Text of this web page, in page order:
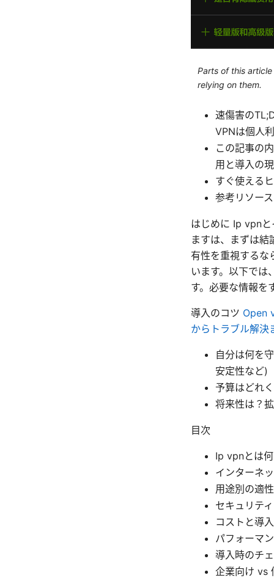
Parts of this
relying on them.
速傷害の
VPNは個人
この記事の
用と導入の
すぐ使える
参考リソー
はじめに Ip vpn
ますは、まずは
有性を重視するな
います。以下では
す。必要な情報を
導入のコツ Open
からトラブル解決
自分は何を
安定性など)
予算はどれ
将来性は？
目次
Ip vpnとは
インターネ
用途別の適
セキュリテ
コストと導
パフォーマ
導入時のチ
企業向け vs